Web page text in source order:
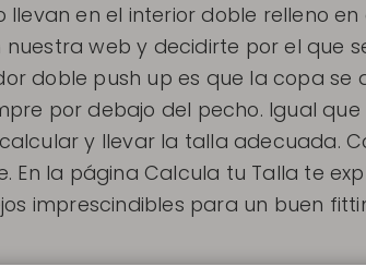
en el interior doble relleno
web y decidirte por el que
doble push up es que la copa se
por debajo del pecho. Igual
y llevar la talla adecuada.
En la página Calcula tu Talla te
imprescindibles para un buen